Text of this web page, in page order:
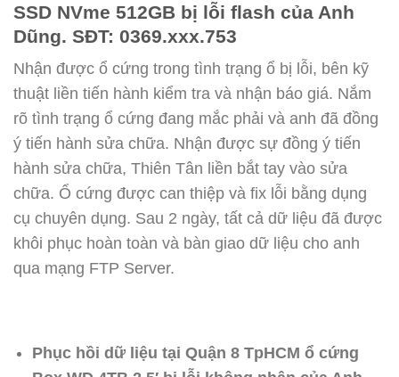
SSD NVme 512GB bị lỗi flash của Anh
Dũng. SĐT: 0369.xxx.753
Nhận được ổ cứng trong tình trạng ổ bị lỗi, bên kỹ
thuật liền tiến hành kiểm tra và nhận báo giá. Nắm
rõ tình trạng ổ cứng đang mắc phải và anh đã đồng
ý tiến hành sửa chữa. Nhận được sự đồng ý tiến
hành sửa chữa, Thiên Tân liền bắt tay vào sửa
chữa. Ổ cứng được can thiệp và fix lỗi bằng dụng
cụ chuyên dụng. Sau 2 ngày, tất cả dữ liệu đã được
khôi phục hoàn toàn và bàn giao dữ liệu cho anh
qua mạng FTP Server.
Phục hồi dữ liệu tại Quận 8 TpHCM ổ cứng